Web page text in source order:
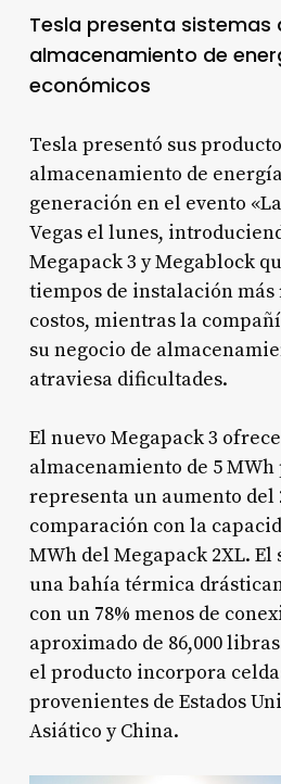
Tesla presenta sistemas
almacenamiento de
económicos
Tesla presentó sus
almacenamiento de
generación en el evento
Vegas el lunes,
Megapack 3 y Megablock
tiempos de instalación
costos, mientras la
su negocio de
atraviesa dificultades.
El nuevo Megapack 3
almacenamiento de 5
representa un aumento del
comparación con la
MWh del Megapack 2XL.
una bahía térmica
con un 78% menos de
aproximado de 86,000
el producto incorpora
provenientes de Estados
Asiático y China.